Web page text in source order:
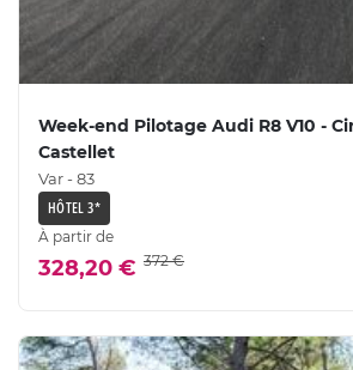
Week-end Pilotage Audi R8 V10 -
Castellet
Var - 83
HÔTEL 3*
À partir de
328,20 € 372 €